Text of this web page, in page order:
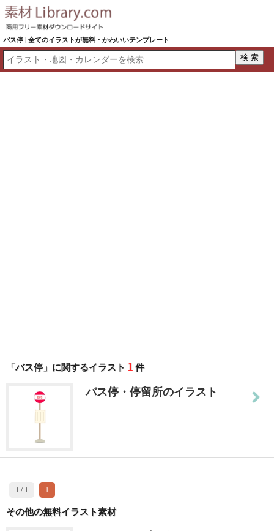
バス停 | 全てのイラストが無料・かわいいテンプレート
「バス停」に関するイラスト 1 件
バス停・停留所のイラスト
1 / 1 1
その他の無料イラスト素材